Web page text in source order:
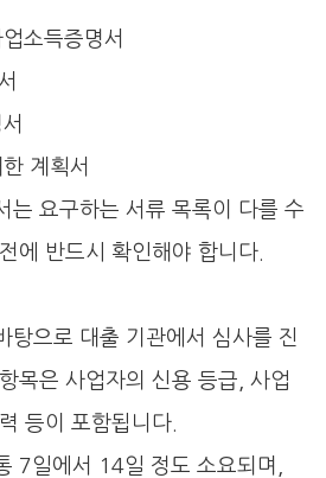
소득증명서
계획서
는 요구하는 서류 목록이 다를 수
에 반드시 확인해야 합니다.
탕으로 대출 기관에서 심사를 진
목은 사업자의 신용 등급, 사업
등이 포함됩니다.
7일에서 14일 정도 소요되며,